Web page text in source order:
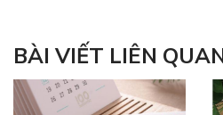
BÀI VIẾT LIÊN